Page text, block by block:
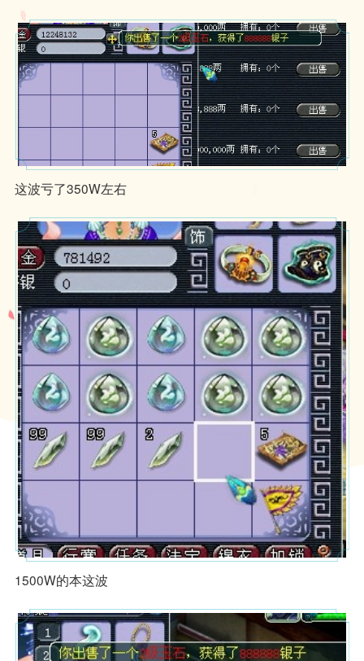
这波亏了350W左右
1500W的本这波
1、本游戏是一款回合制角色扮演游戏，适用于年满16周岁及以上的
用户，建议未成年人在家长监护下使用游戏产品。我们鼓励家长根据